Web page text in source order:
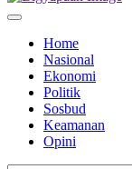
Home
Nasional
Ekonomi
Politik
Sosbud
Keamanan
Opini